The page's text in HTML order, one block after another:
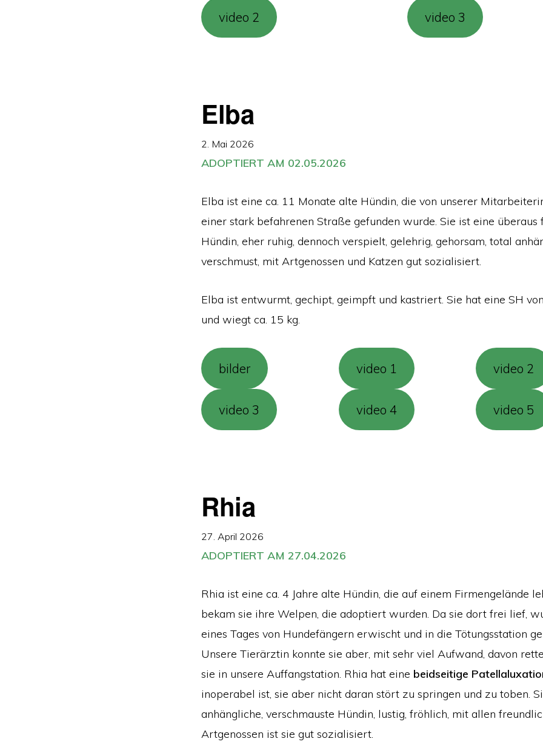
video 2 video 3
Elba
2. Mai 2026
ADOPTIERT AM 02.05.2026
Elba ist eine ca. 11 Monate alte Hündin, die von unserer
einer stark befahrenen Straße gefunden wurde. Sie ist eine überaus
Hündin, eher ruhig, dennoch verspielt, gelehrig, gehorsam, total
verschmust, mit Artgenossen und Katzen gut sozialisiert.
Elba ist entwurmt, gechipt, geimpft und kastriert. Sie hat eine SH
und wiegt ca. 15 kg.
bilder video 1 video 2
video 3 video 4 video 5
Rhia
27. April 2026
ADOPTIERT AM 27.04.2026
Rhia ist eine ca. 4 Jahre alte Hündin, die auf einem Firmengelände
bekam sie ihre Welpen, die adoptiert wurden. Da sie dort frei lief,
eines Tages von Hundefängern erwischt und in die Tötungsstation
Unsere Tierärztin konnte sie aber, mit sehr viel Aufwand, davon
sie in unsere Auffangstation. Rhia hat eine beidseitige
inoperabel ist, sie aber nicht daran stört zu springen und zu toben.
anhängliche, verschmauste Hündin, lustig, fröhlich, mit allen
Artgenossen ist sie gut sozialisiert.